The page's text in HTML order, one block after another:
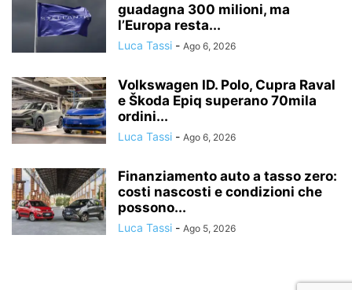
guadagna 300 milioni, ma
l’Europa resta...
Luca Tassi - Ago 6, 2026
Volkswagen ID. Polo, Cupra Raval
e Škoda Epiq superano 70mila
ordini...
Luca Tassi - Ago 6, 2026
Finanziamento auto a tasso zero:
costi nascosti e condizioni che
possono...
Luca Tassi - Ago 5, 2026